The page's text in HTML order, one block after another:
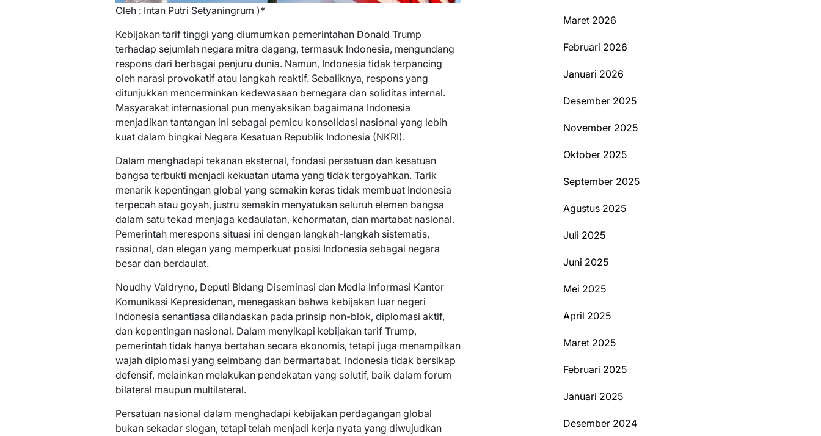
Oleh : Intan Putri Setyaningrum )*
Kebijakan tarif tinggi yang diumumkan pemerintahan Donald Trump
terhadap sejumlah negara mitra dagang, termasuk Indonesia, mengundang
respons dari berbagai penjuru dunia. Namun, Indonesia tidak terpancing
oleh narasi provokatif atau langkah reaktif. Sebaliknya, respons yang
ditunjukkan mencerminkan kedewasaan bernegara dan soliditas internal.
Masyarakat internasional pun menyaksikan bagaimana Indonesia
menjadikan tantangan ini sebagai pemicu konsolidasi nasional yang lebih
kuat dalam bingkai Negara Kesatuan Republik Indonesia (NKRI).
Dalam menghadapi tekanan eksternal, fondasi persatuan dan kesatuan
bangsa terbukti menjadi kekuatan utama yang tidak tergoyahkan. Tarik
menarik kepentingan global yang semakin keras tidak membuat Indonesia
terpecah atau goyah, justru semakin menyatukan seluruh elemen bangsa
dalam satu tekad menjaga kedaulatan, kehormatan, dan martabat nasional.
Pemerintah merespons situasi ini dengan langkah-langkah sistematis,
rasional, dan elegan yang memperkuat posisi Indonesia sebagai negara
besar dan berdaulat.
Noudhy Valdryno, Deputi Bidang Diseminasi dan Media Informasi Kantor
Komunikasi Kepresidenan, menegaskan bahwa kebijakan luar negeri
Indonesia senantiasa dilandaskan pada prinsip non-blok, diplomasi aktif,
dan kepentingan nasional. Dalam menyikapi kebijakan tarif Trump,
pemerintah tidak hanya bertahan secara ekonomis, tetapi juga menampilkan
wajah diplomasi yang seimbang dan bermartabat. Indonesia tidak bersikap
defensif, melainkan melakukan pendekatan yang solutif, baik dalam forum
bilateral maupun multilateral.
Persatuan nasional dalam menghadapi kebijakan perdagangan global
bukan sekadar slogan, tetapi telah menjadi kerja nyata yang diwujudkan
Maret 2026
Februari 2026
Januari 2026
Desember 2025
November 2025
Oktober 2025
September 2025
Agustus 2025
Juli 2025
Juni 2025
Mei 2025
April 2025
Maret 2025
Februari 2025
Januari 2025
Desember 2024